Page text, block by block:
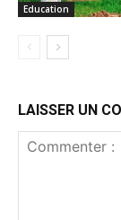
Education
LAISSER UN